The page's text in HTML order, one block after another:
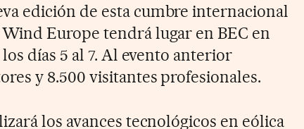
edición de esta cumbre internacional
Europe tendrá lugar en BEC en
días 5 al 7. Al evento anterior
y 8.500 visitantes profesionales.
los avances tecnológicos en eólica